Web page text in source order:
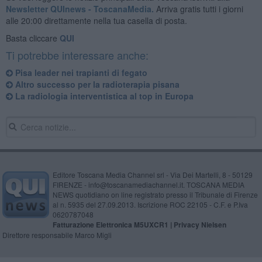
Newsletter QUInews - ToscanaMedia. Arriva gratis tutti i giorni
alle 20:00 direttamente nella tua casella di posta.
Basta cliccare QUI
Ti potrebbe interessare anche:
Pisa leader nei trapianti di fegato
Altro successo per la radioterapia pisana
La radiologia interventistica al top in Europa
Editore Toscana Media Channel srl - Via Dei Martelli, 8 - 50129
FIRENZE - info@toscanamediachannel.it. TOSCANA MEDIA
NEWS quotidiano on line registrato presso il Tribunale di Firenze
al n. 5935 del 27.09.2013. Iscrizione ROC 22105 - C.F. e P.Iva
0620787048
Fatturazione Elettronica M5UXCR1 | Privacy Nielsen
Direttore responsabile Marco Migli